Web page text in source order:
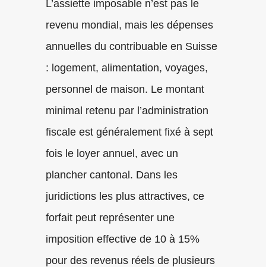
L’assiette imposable n’est pas le
revenu mondial, mais les dépenses
annuelles du contribuable en Suisse
: logement, alimentation, voyages,
personnel de maison. Le montant
minimal retenu par l’administration
fiscale est généralement fixé à sept
fois le loyer annuel, avec un
plancher cantonal. Dans les
juridictions les plus attractives, ce
forfait peut représenter une
imposition effective de 10 à 15%
pour des revenus réels de plusieurs